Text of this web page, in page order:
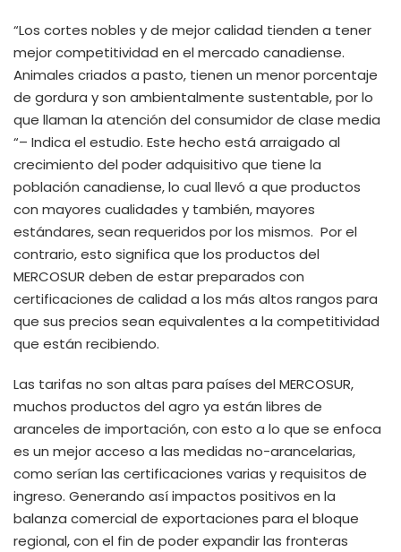
“Los cortes nobles y de mejor calidad tienden a tener
mejor competitividad en el mercado canadiense.
Animales criados a pasto, tienen un menor porcentaje
de gordura y son ambientalmente sustentable, por lo
que llaman la atención del consumidor de clase media
“– Indica el estudio. Este hecho está arraigado al
crecimiento del poder adquisitivo que tiene la
población canadiense, lo cual llevó a que productos
con mayores cualidades y también, mayores
estándares, sean requeridos por los mismos. Por el
contrario, esto significa que los productos del
MERCOSUR deben de estar preparados con
certificaciones de calidad a los más altos rangos para
que sus precios sean equivalentes a la competitividad
que están recibiendo.
Las tarifas no son altas para países del MERCOSUR,
muchos productos del agro ya están libres de
aranceles de importación, con esto a lo que se enfoca
es un mejor acceso a las medidas no-arancelarias,
como serían las certificaciones varias y requisitos de
ingreso. Generando así impactos positivos en la
balanza comercial de exportaciones para el bloque
regional, con el fin de poder expandir las fronteras